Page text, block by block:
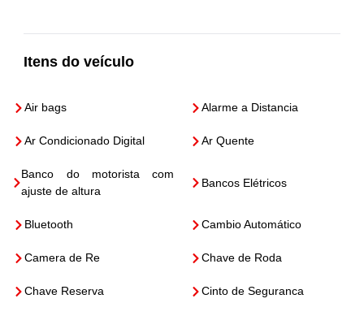
Itens do veículo
Air bags Alarme a Distancia
Ar Condicionado Digital Ar Quente
Banco do motorista com
ajuste de altura
Bancos Elétricos
Bluetooth Cambio Automático
Camera de Re Chave de Roda
Chave Reserva Cinto de Seguranca